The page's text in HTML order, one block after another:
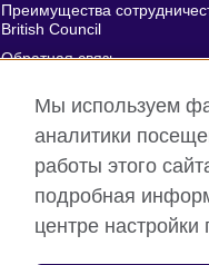
Преимущества
British Council
Обратная связь
British Council глобально
Мы используем
аналитики
работы этого
подробная
центре